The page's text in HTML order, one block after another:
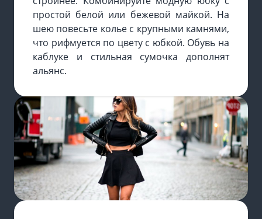
простой белой или бежевой майкой. На
шею повесьте колье с крупными камнями,
что рифмуется по цвету с юбкой. Обувь на
каблуке и стильная сумочка дополнят
альянс.